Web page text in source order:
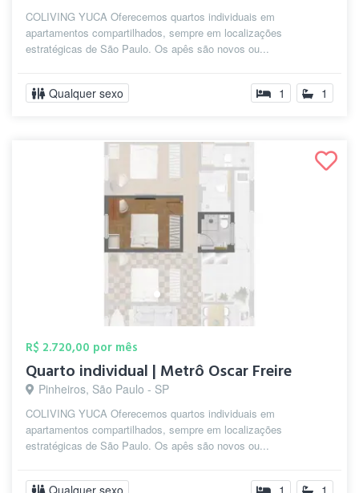
COLIVING YUCA Oferecemos quartos individuais em
apartamentos compartilhados, sempre em localizações
estratégicas de São Paulo. Os apês são novos ou...
Qualquer sexo 1 1
R$ 2.720,00 por mês
Quarto individual | Metrô Oscar Freire
Pinheiros, São Paulo - SP
COLIVING YUCA Oferecemos quartos individuais em
apartamentos compartilhados, sempre em localizações
estratégicas de São Paulo. Os apês são novos ou...
Qualquer sexo 1 1